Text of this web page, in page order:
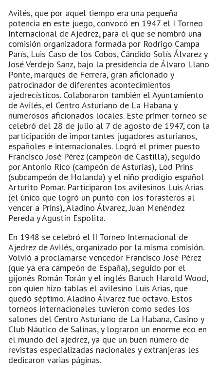
Avilés, que por aquel tiempo era una pequeña
potencia en este juego, convocó en 1947 el I Torneo
Internacional de Ajedrez, para el que se nombró una
comisión organizadora formada por Rodrigo Campa
París, Luis Caso de los Cobos, Cándido Solís Álvarez y
José Verdejo Sanz, bajo la presidencia de Álvaro Llano
Ponte, marqués de Ferrera, gran aficionado y
patrocinador de diferentes acontecimientos
ajedrecísticos. Colaboraron también el Ayuntamiento
de Avilés, el Centro Asturiano de La Habana y
numerosos aficionados locales. Este primer torneo se
celebró del 28 de julio al 7 de agosto de 1947, con la
participación de importantes jugadores asturianos,
españoles e internacionales. Logró el primer puesto
Francisco José Pérez (campeón de Castilla), seguido
por Antonio Rico (campeón de Asturias), Lod Prins
(subcampeón de Holanda) y el niño prodigio español
Arturito Pomar. Participaron los avilesinos Luis Arias
(el único que logró un punto con los forasteros al
vencer a Prins), Aladino Álvarez, Juan Menéndez
Pereda y Agustín Espolita.
En 1948 se celebró el II Torneo Internacional de
Ajedrez de Avilés, organizado por la misma comisión.
Volvió a proclamarse vencedor Francisco José Pérez
(que ya era campeón de España), seguido por el
gijonés Román Torán y el inglés Baruch Harold Wood,
con quien hizo tablas el avilesino Luis Arias, que
quedó séptimo. Aladino Álvarez fue octavo. Estos
torneos internacionales tuvieron como sedes los
salones del Centro Asturiano de La Habana, Casino y
Club Náutico de Salinas, y lograron un enorme eco en
el mundo del ajedrez, ya que un buen número de
revistas especializadas nacionales y extranjeras les
dedicaron varias páginas.